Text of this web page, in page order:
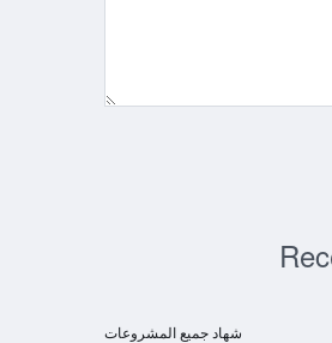
شهاد جميع المشروعات